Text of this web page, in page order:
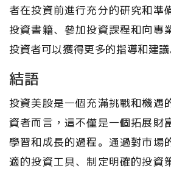
者在投資前進行充分的研究和準
投資書籍、參加投資課程和向專
投資者可以獲得更多的指導和建議
結語
投資美股是一個充滿挑戰和機遇
資者而言，這不僅是一個拓展財
學習和成長的過程。通過對市場
適的投資工具、制定明確的投資